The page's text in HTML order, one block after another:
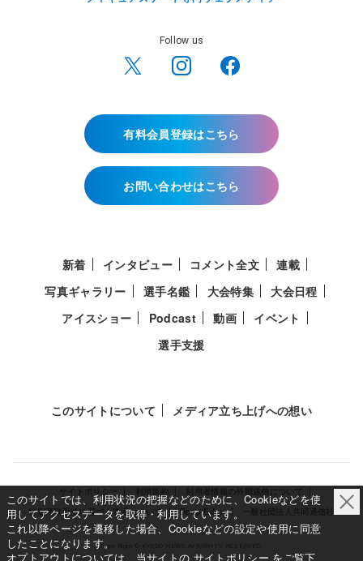
Follow us
有料会員登録はこちら
お問い合わせはこちら
新着 インタビュー コメント全文
連載
写真ギャラリー
選手名鑑 大会特集
大会日程
アイスショー
Podcast 動画
イベント
選手支援
このサイトについて メディア立ち上げへの想い
特定商取引法に基づく表示について
Deep Edge
Copy Right © KYODO NEWS All RIGHTS RESERVED.
このサイトでは、利用状況の把握などのために、Cookieなどを使
用してアクセスデータを取得・利用しています。
これ以降ページを遷移した場合、Cookieなどの設定や使用に同意
したことになります。
オプトアウトについては、当サイトの サイトポリシー をご覧下